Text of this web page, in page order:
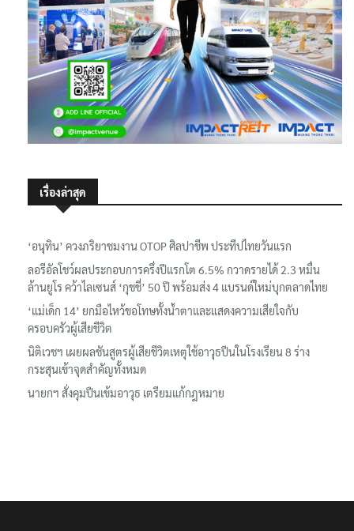
เรื่องล่าสุด
‘อนุทิน’ ควงภริยาชมงาน OTOP ศิลปาชีพ ประทีปไทยวันแรก
ลอรีอัลโชว์ผลประกอบการครึ่งปีแรกโต 6.5% กวาดรายได้ 2.3 หมื่น
ล้านยูโร คว้าไลเซนส์ ‘กุชชี่’ 50 ปี พร้อมส่ง 4 แบรนด์ใหม่บุกตลาดไทย
‘แม่เด็ก 14’ ยกมือไหว้ขอโทษทั้งน้ำตาและแสดงความเสียใจกับ
ครอบครัวผู้เสียชีวิต
นิติเวชฯ เผยผลชันสูตรผู้เสียชีวิตเหตุใช้อาวุธปืนในโรงเรียน 8 ร่าง
กระสุนเข้าจุดสำคัญทั้งหมด
นายกฯ สั่งคุมปืนเข้มอาวุธ เตรียมแก้กฎหมาย